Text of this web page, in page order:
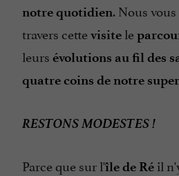
notre quotidien. Nous
travers cettevisite le
leurs évolutions au fil des
quatre coins de notre
RESTONS MODESTES !
Parce que sur l'île de Ré il